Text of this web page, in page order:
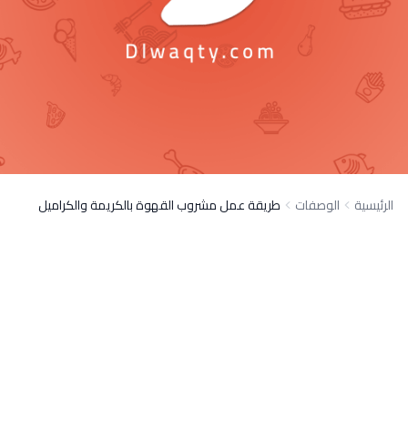
الرئيسية الوصفات طريقة عمل مشروب القهوة بالكريمة والكراميل